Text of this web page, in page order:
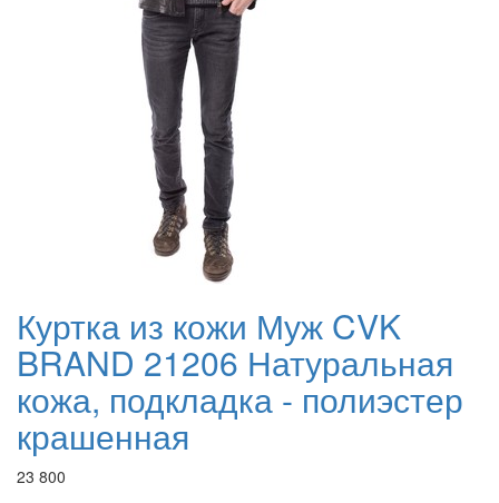
Куртка из кожи Муж CVK
BRAND 21206 Натуральная
кожа, подкладка - полиэстер
крашенная
23 800